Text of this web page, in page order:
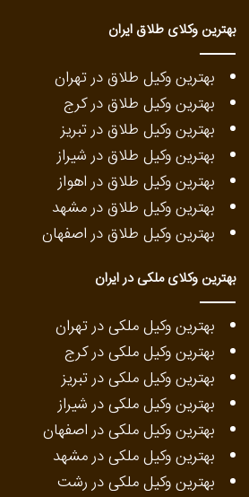
بهترین وکلای طلاق ایران
بهترین وکیل طلاق در تهران
بهترین وکیل طلاق در کرج
بهترین وکیل طلاق در تبریز
بهترین وکیل طلاق در شیراز
بهترین وکیل طلاق در اهواز
بهترین وکیل طلاق در مشهد
بهترین وکیل طلاق در اصفهان
بهترین وکلای ملکی در ایران
بهترین وکیل ملکی در تهران
بهترین وکیل ملکی در کرج
بهترین وکیل ملکی در تبریز
بهترین وکیل ملکی در شیراز
بهترین وکیل ملکی در اصفهان
بهترین وکیل ملکی در مشهد
بهترین وکیل ملکی در رشت